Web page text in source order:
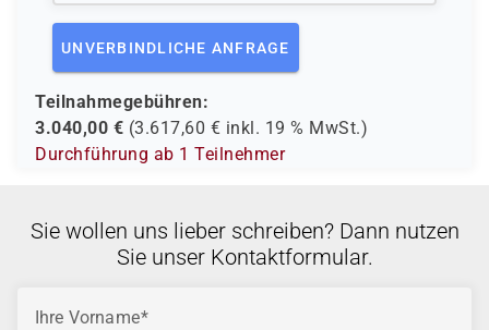
UNVERBINDLICHE ANFRAGE
Teilnahmegebühren:
3.040,00 € (3.617,60 € inkl. 19 % MwSt.)
Durchführung ab 1 Teilnehmer
Sie wollen uns lieber schreiben? Dann nutzen
Sie unser Kontaktformular.
Ihre Vorname